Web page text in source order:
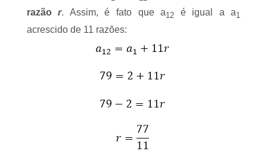
razãor. Assim, é fato que a12 é igual a a1
acrescido de 11 razões: